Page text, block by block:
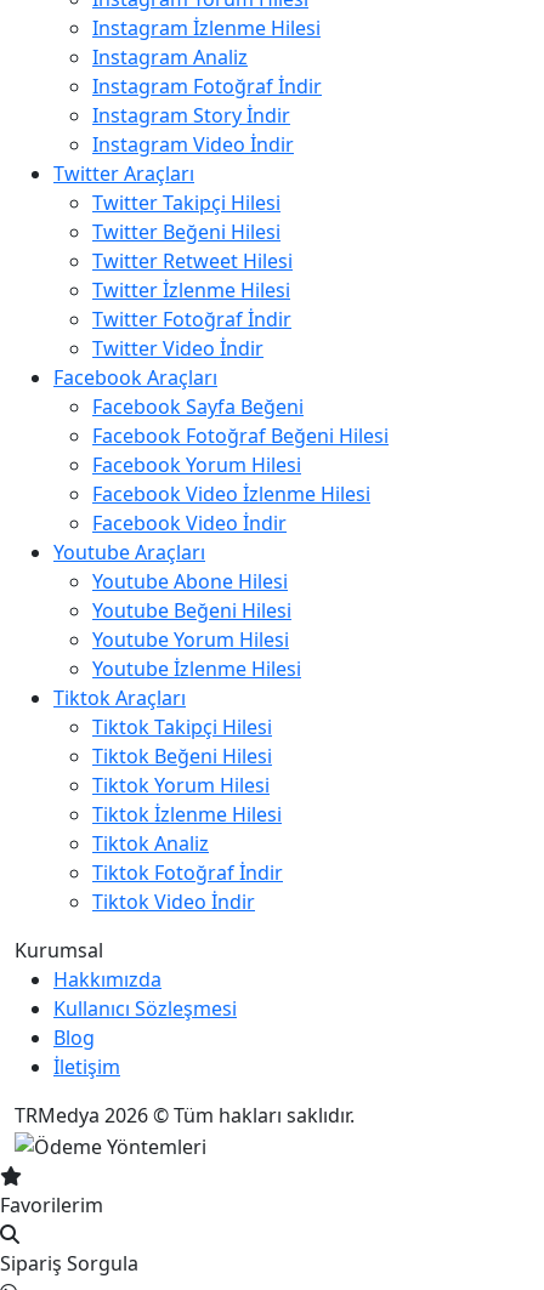
Instagram İzlenme Hilesi
Instagram Analiz
Instagram Fotoğraf İndir
Instagram Story İndir
Instagram Video İndir
Twitter Araçları
Twitter Takipçi Hilesi
Twitter Beğeni Hilesi
Twitter Retweet Hilesi
Twitter İzlenme Hilesi
Twitter Fotoğraf İndir
Twitter Video İndir
Facebook Araçları
Facebook Sayfa Beğeni
Facebook Fotoğraf Beğeni Hilesi
Facebook Yorum Hilesi
Facebook Video İzlenme Hilesi
Facebook Video İndir
Youtube Araçları
Youtube Abone Hilesi
Youtube Beğeni Hilesi
Youtube Yorum Hilesi
Youtube İzlenme Hilesi
Tiktok Araçları
Tiktok Takipçi Hilesi
Tiktok Beğeni Hilesi
Tiktok Yorum Hilesi
Tiktok İzlenme Hilesi
Tiktok Analiz
Tiktok Fotoğraf İndir
Tiktok Video İndir
Kurumsal
Hakkımızda
Kullanıcı Sözleşmesi
Blog
İletişim
TRMedya 2026 © Tüm hakları saklıdır.
Favorilerim
Sipariş Sorgula